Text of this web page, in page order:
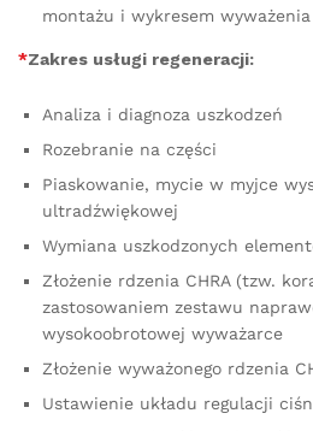
montażu i wykresem
*Zakres usługi regeneracji:
Analiza i diagnoza uszkodzeń
Rozebranie na części
Piaskowanie, mycie w myjce
ultradźwiękowej
Wymiana uszkodzonych
Złożenie rdzenia CHRA (tzw.
zastosowaniem zestawu
wysokoobrotowej wyważarce
Złożenie wyważonego rdzenia
Ustawienie układu regulacji